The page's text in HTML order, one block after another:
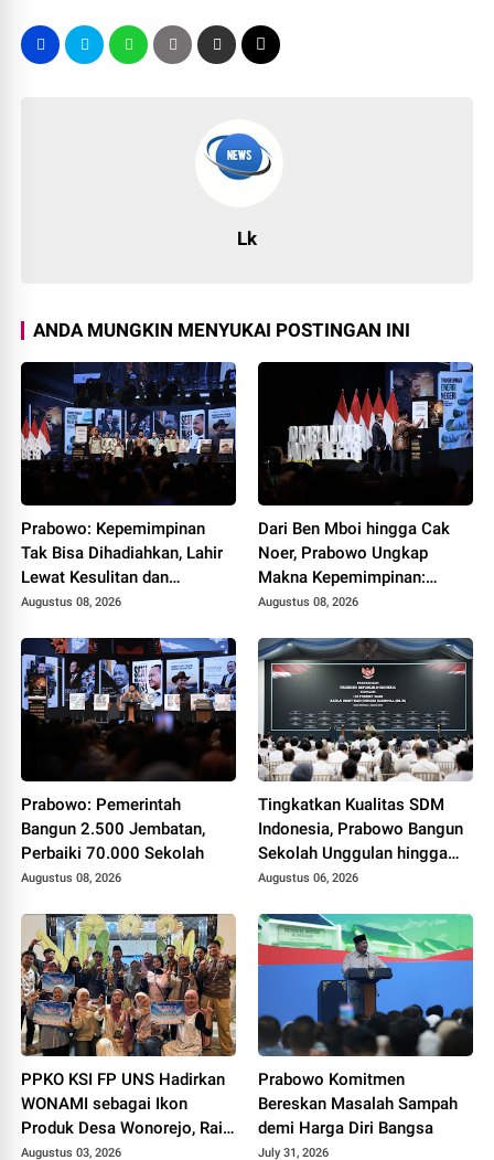
Lk
ANDA MUNGKIN MENYUKAI POSTINGAN INI
Prabowo: Kepemimpinan
Tak Bisa Dihadiahkan, Lahir
Lewat Kesulitan dan
Keberanian
Augustus 08, 2026
Dari Ben Mboi hingga Cak
Noer, Prabowo Ungkap
Makna Kepemimpinan:
Bekerja, Cintai Rakyat &
Augustus 08, 2026
Prabowo: Pemerintah
Bangun 2.500 Jembatan,
Perbaiki 70.000 Sekolah
Augustus 08, 2026
Tingkatkan Kualitas SDM
Indonesia, Prabowo Bangun
Sekolah Unggulan hingga
Undang Universitas Terbaik
Augustus 06, 2026
PPKO KSI FP UNS Hadirkan
WONAMI sebagai Ikon
Produk Desa Wonorejo, Raih
Tiga Penghargaan di
Augustus 03, 2026
Prabowo Komitmen
Bereskan Masalah Sampah
demi Harga Diri Bangsa
July 31, 2026